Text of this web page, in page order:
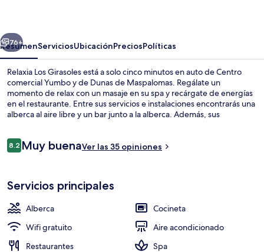
Siguiente
76+
ResumenServiciosUbicaciónPreciosPolíticas
Relaxia Los Girasoles está a solo cinco minutos en auto de Centro
comercial Yumbo y de Dunas de Maspalomas. Regálate un
momento de relax con un masaje en su spa y recárgate de energías
en el restaurante. Entre sus servicios e instalaciones encontrarás una
alberca al aire libre y un bar junto a la alberca. Además, sus
Opiniones
8.28.2 de 10,
Muy buenaVer las 35 opiniones
Servicios principales
Alberca
Cocineta
Wifi gratuito
Aire acondicionado
Restaurantes
Spa